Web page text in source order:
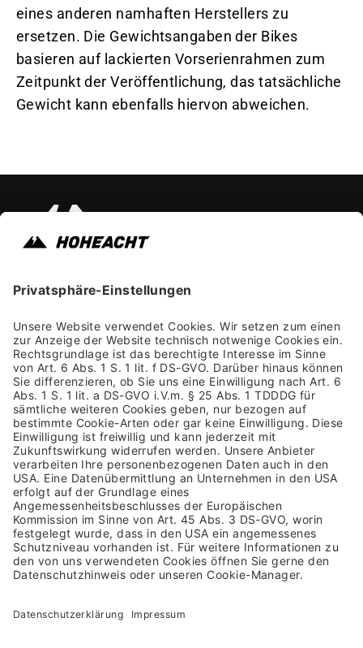
eines anderen namhaften Herstellers zu
ersetzen. Die Gewichtsangaben der Bikes
basieren auf lackierten Vorserienrahmen zum
Zeitpunkt der Veröffentlichung, das tatsächliche
Gewicht kann ebenfalls hiervon abweichen.
Impressum
Allgemeine Geschäftsbedingungen
Datenschutzhinweis
Barrierefreiheit
Rücksendung
Versandkosten & Lieferung
Zahlungsarten
Altgeräterücknahme & Batterieentsorgung